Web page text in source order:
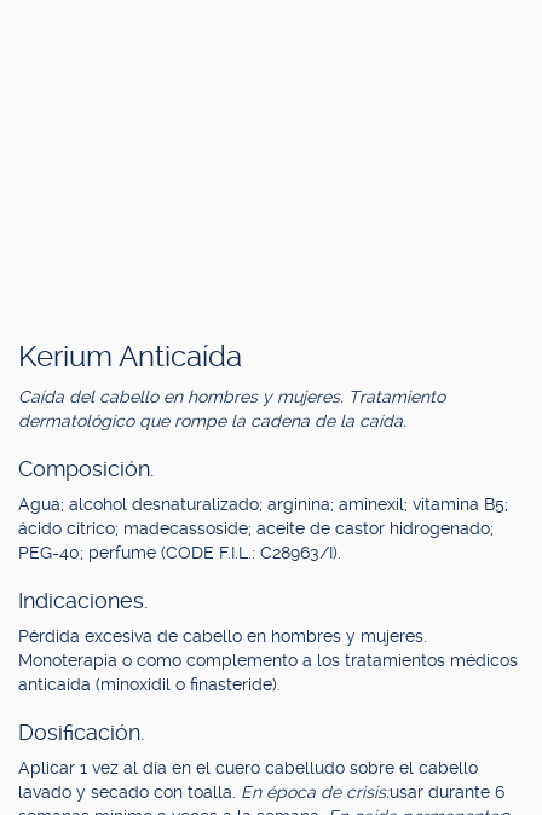
Kerium Anticaída
Caída del cabello en hombres y mujeres. Tratamiento
dermatológico que rompe la cadena de la caída.
Composición.
Agua; alcohol desnaturalizado; arginina; aminexil; vitamina B5;
ácido cítrico; madecassoside; aceite de castor hidrogenado;
PEG-40; perfume (CODE F.I.L.: C28963/I).
Indicaciones.
Pérdida excesiva de cabello en hombres y mujeres.
Monoterapia o como complemento a los tratamientos médicos
anticaída (minoxidil o finasteride).
Dosificación.
Aplicar 1 vez al día en el cuero cabelludo sobre el cabello
lavado y secado con toalla. En época de crisis:usar durante 6